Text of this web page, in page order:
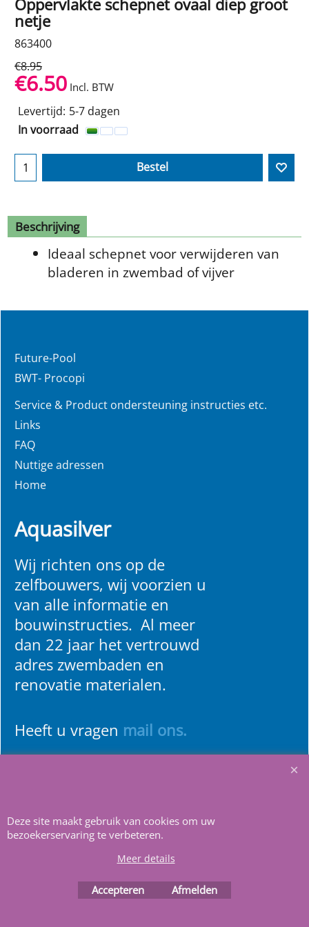
Oppervlakte schepnet ovaal diep groot
netje
863400
€8.95
€6.50 Incl. BTW
Levertijd: 5-7 dagen
In voorraad
Bestel
Beschrijving
Ideaal schepnet voor verwijderen van
bladeren in zwembad of vijver
Future-Pool
BWT- Procopi
Service & Product ondersteuning instructies etc.
Links
FAQ
Nuttige adressen
Home
Aquasilver
Wij richten ons op de
zelfbouwers, wij voorzien u
van alle informatie en
bouwinstructies. Al meer
dan 22 jaar het vertrouwd
adres zwembaden en
renovatie materialen.
Heeft u vragen mail ons.
Webwinkel gemaakt met
software.
Deze site maakt gebruik van cookies om uw
bezoekerservaring te verbeteren.
Meer details
Accepteren Afmelden